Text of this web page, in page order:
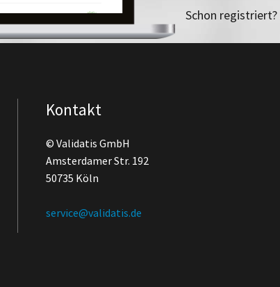
Schon registriert?
Kontakt
© Validatis GmbH
Amsterdamer Str. 192
50735 Köln
service@validatis.de